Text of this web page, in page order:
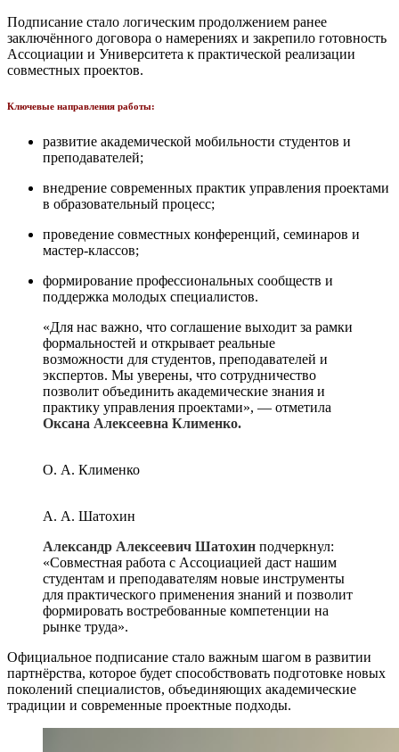
Подписание стало логическим продолжением ранее
заключённого договора о намерениях и закрепило готовность
Ассоциации и Университета к практической реализации
совместных проектов.
Ключевые направления работы:
развитие академической мобильности студентов и
преподавателей;
внедрение современных практик управления проектами
в образовательный процесс;
проведение совместных конференций, семинаров и
мастер-классов;
формирование профессиональных сообществ и
поддержка молодых специалистов.
«Для нас важно, что соглашение выходит за рамки
формальностей и открывает реальные
возможности для студентов, преподавателей и
экспертов. Мы уверены, что сотрудничество
позволит объединить академические знания и
практику управления проектами», — отметила
Оксана Алексеевна Клименко.
О. А. Клименко
А. А. Шатохин
Александр Алексеевич Шатохин подчеркнул:
«Совместная работа с Ассоциацией даст нашим
студентам и преподавателям новые инструменты
для практического применения знаний и позволит
формировать востребованные компетенции на
рынке труда».
Официальное подписание стало важным шагом в развитии
партнёрства, которое будет способствовать подготовке новых
поколений специалистов, объединяющих академические
традиции и современные проектные подходы.